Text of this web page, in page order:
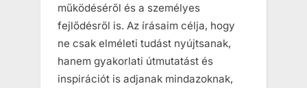
működéséről és a személyes
fejlődésről is. Az írásaim célja, hogy
ne csak elméleti tudást nyújtsanak,
hanem gyakorlati útmutatást és
inspirációt is adjanak mindazoknak,